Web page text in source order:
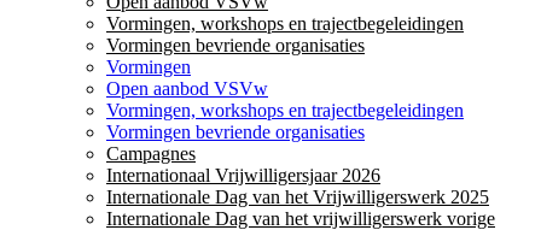
Vormingen, workshops en trajectbegeleidingen
Vormingen bevriende organisaties
Vormingen
Open aanbod VSVw
Vormingen, workshops en trajectbegeleidingen
Vormingen bevriende organisaties
Campagnes
Internationaal Vrijwilligersjaar 2026
Internationale Dag van het Vrijwilligerswerk 2025
Internationale Dag van het vrijwilligerswerk vorige